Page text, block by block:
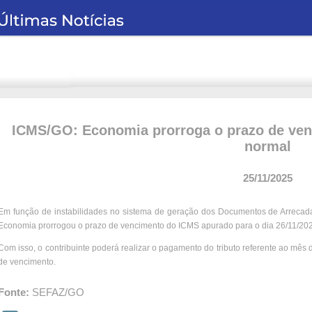
ICMS/GO: Economia prorroga o prazo de
normal
25/11/2025
função de instabilidades no sistema de geração dos Documentos de
prorrogou o prazo de vencimento do ICMS apurado para o dia 26/11/
isso, o contribuinte poderá realizar o pagamento do tributo referente ao
vencimento.
SEFAZ/GO